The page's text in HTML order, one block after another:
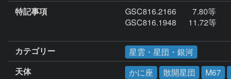
特記事項
GSC816.2166        7.80等
GSC816.1948      11.72等
カテゴリー
星雲・星団・銀河
天体
かに座 散開星団 M67